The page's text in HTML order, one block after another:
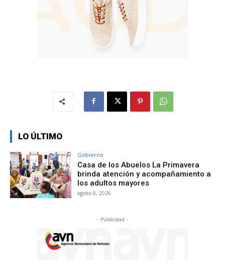
LO ÚLTIMO
Gobierno
Casa de los Abuelos La Primavera
brinda atención y acompañamiento a
los adultos mayores
agosto 8, 2026
- Publicidad -